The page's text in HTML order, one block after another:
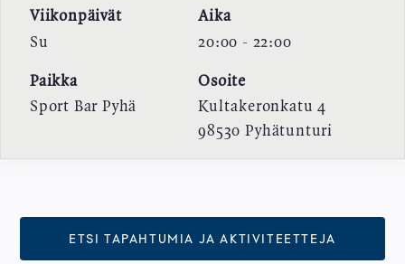
Viikonpäivät
Su
Aika
20:00 - 22:00
Paikka
Sport Bar Pyhä
Osoite
Kultakeronkatu 4
98530 Pyhätunturi
ETSI TAPAHTUMIA JA AKTIVITEETTEJA